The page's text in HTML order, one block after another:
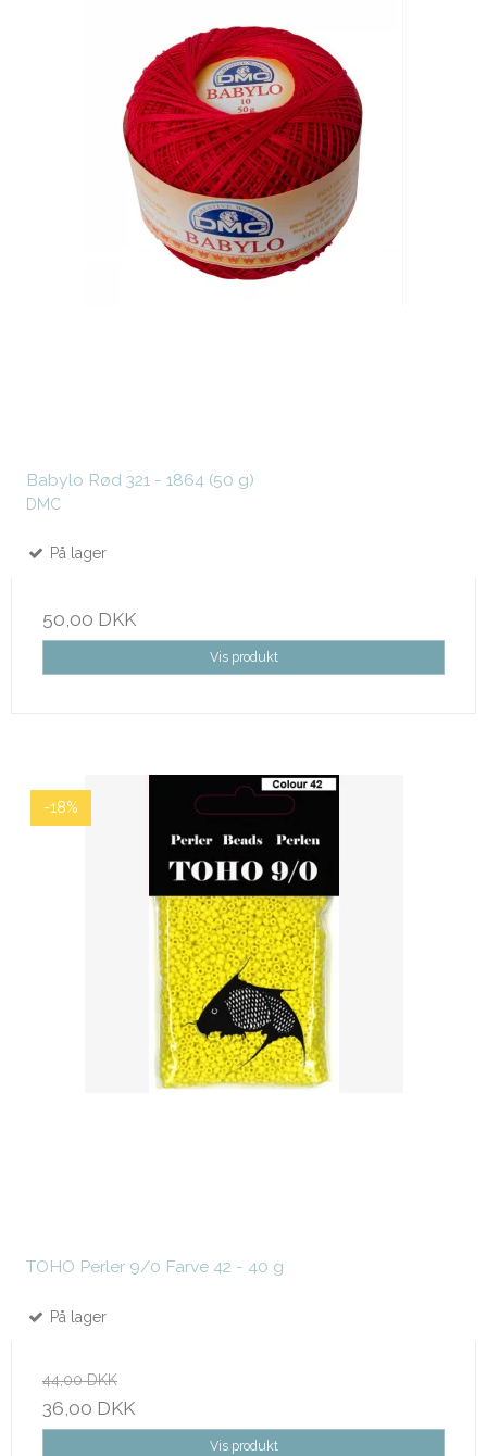
Babylo Rød 321 - 1864 (50 g)
DMC
På lager
50,00 DKK
Vis produkt
-18%
TOHO Perler 9/0 Farve 42 - 40 g
På lager
44,00 DKK
36,00 DKK
Vis produkt